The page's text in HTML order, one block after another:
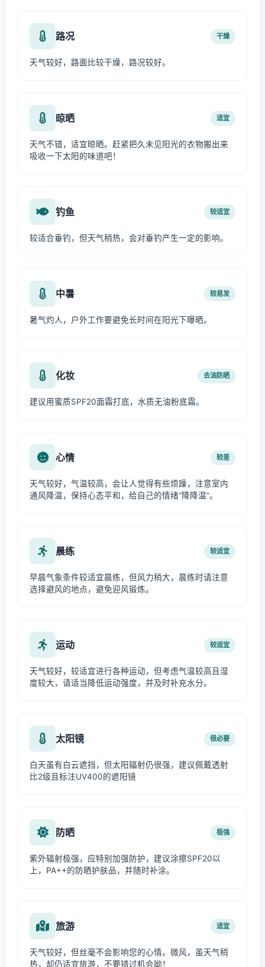
路况 干燥
天气较好，路面比较干燥，路况较好。
晾晒 适宜
天气不错，适宜晾晒。赶紧把久未见阳光的衣物搬出来
吸收一下太阳的味道吧！
钓鱼 较适宜
较适合垂钓，但天气稍热，会对垂钓产生一定的影响。
中暑 较易发
暑气灼人，户外工作要避免长时间在阳光下曝晒。
化妆 去油防晒
建议用蜜质SPF20面霜打底，水质无油粉底霜。
心情 较差
天气较好，气温较高，会让人觉得有些烦躁，注意室内
通风降温，保持心态平和，给自己的情绪“降降温”。
晨练 较适宜
早晨气象条件较适宜晨练，但风力稍大，晨练时请注意
选择避风的地点，避免迎风锻炼。
运动 较适宜
天气较好，较适宜进行各种运动，但考虑气温较高且湿
度较大，请适当降低运动强度，并及时补充水分。
太阳镜 很必要
白天虽有白云遮挡，但太阳辐射仍很强，建议佩戴透射
比2级且标注UV400的遮阳镜
防晒 极强
紫外辐射极强，应特别加强防护，建议涂擦SPF20以
上，PA++的防晒护肤品，并随时补涂。
旅游 适宜
天气较好，但丝毫不会影响您的心情。微风，虽天气稍
热，却仍适宜旅游，不要错过机会呦！